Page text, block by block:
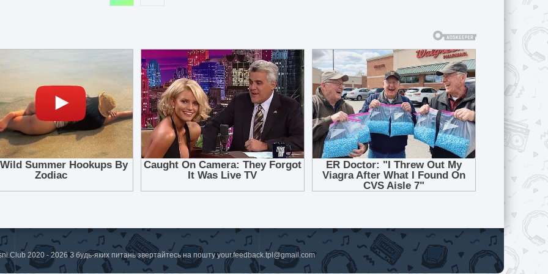
2020 - 2026 З будь-яких питань звертайтесь на поштуyour.feedback.tpl@gmail.com